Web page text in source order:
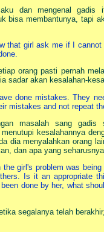
dan mengenal
bisa membantunya, tapi
that girl ask me if I
orang pasti pernah
sadar akan kesalahan-
done mistakes. They
mistakes and not repeat
masalah sang gadis
kesalahannya
dia menyalahkan orang
dan apa yang
girl's problem was
Is it an appropriate
done by her, what
segalanya telah